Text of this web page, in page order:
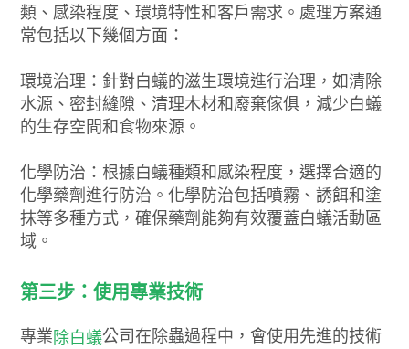
類、感染程度、環境特性和客戶需求。處理方案通
常包括以下幾個方面：
環境治理：針對白蟻的滋生環境進行治理，如清除
水源、密封縫隙、清理木材和廢棄傢俱，減少白蟻
的生存空間和食物來源。
化學防治：根據白蟻種類和感染程度，選擇合適的
化學藥劑進行防治。化學防治包括噴霧、誘餌和塗
抹等多種方式，確保藥劑能夠有效覆蓋白蟻活動區
域。
第三步：使用專業技術
專業 除白蟻公司在除蟲過程中，會使用先進的技術